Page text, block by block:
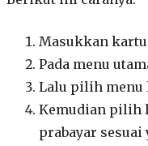
Masukkan
Pada menu
Lalu pilih
Kemudian pilih
prabayar